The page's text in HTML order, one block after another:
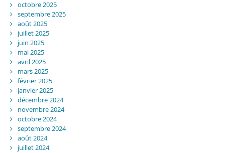
octobre 2025
septembre 2025
août 2025
juillet 2025
juin 2025
mai 2025
avril 2025
mars 2025
février 2025
janvier 2025
décembre 2024
novembre 2024
octobre 2024
septembre 2024
août 2024
juillet 2024